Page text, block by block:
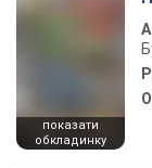
показати
обкладинку